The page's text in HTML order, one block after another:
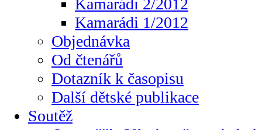
Kamarádi 2/2012
Kamarádi 1/2012
Objednávka
Od čtenářů
Dotazník k časopisu
Další dětské publikace
Soutěž